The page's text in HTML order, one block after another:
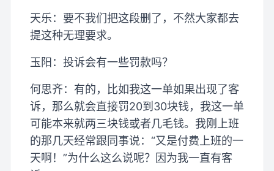
天乐：要不我们把这段删了，不然大家都去
提这种无理要求。
玉阳：投诉会有一些罚款吗？
何思齐：有的，比如我这一单如果出现了客
诉，那么就会直接罚20到30块钱，我这一单
可能本来就两三块钱或者几毛钱。我刚上班
的那几天经常跟同事说：“又是付费上班的一
天啊！”为什么这么说呢？因为我一直有客